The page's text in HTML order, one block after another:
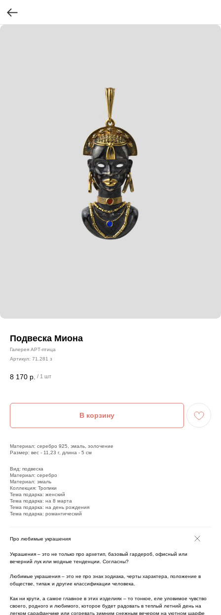
Подвеска Миона
Галерея АРТ-птица
Артикул: 71.281 з
8 170 р. / 1 шт
В корзину
Материал: серебро 925, эмаль, золочение
Размер: вес - 11,23 г, длина - 5 см
Вид: подвеска
Материал: серебро
Материал: эмаль
Коллекция: Тропики
Тема подарка: женский
Тема подарка: на 8 марта
Тема подарка: на день рождения
Тема подарка: романтический
Про любимые украшения
Украшения – это не только про архетип, базовый гардероб, офисный или
вечерний лук или модные тенденции. Согласны?
Любимые украшения – это не про знак зодиака, черты характера, положение в
обществе, типаж и другие классификации человека.
Как ни крути, а самое главное в этих изделиях – то тонкое, еле уловимое чувство
своего, родного и любимого, которое будет радовать в теплый летний день на
легком сарафанчике или согревать зимним снежным вечером на уютном шарфе